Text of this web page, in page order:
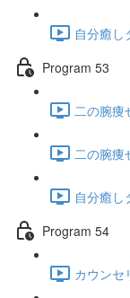
自分癒
Program 53
二の腕
二の腕痩
自分癒
Program 54
カウンセ